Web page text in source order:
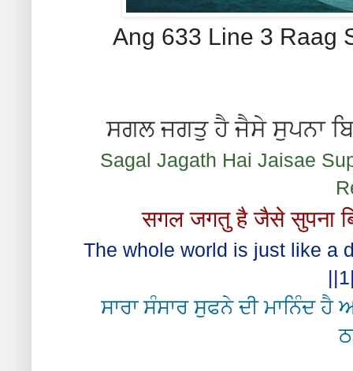
Ang 633 Line 3 Raag
ਸਗਲ ਜਗਤੁ ਹੈ ਜੈਸੇ ਸੁਪਨਾ
Sagal Jagath Hai Jaisae
सगल जगतु है जैसे सुपना
The whole world is just like a
ਸਾਰਾ ਸੰਸਾਰ ਸੁਫਨੇ ਦੀ ਮਾਨਿੰਦ